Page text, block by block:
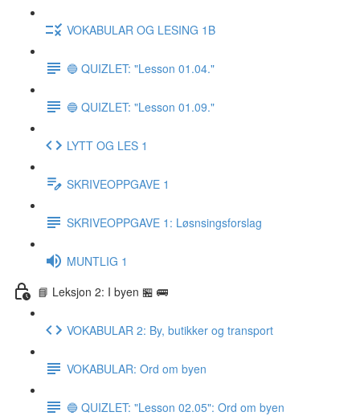
VOKABULAR OG LESING 1B
🔵 QUIZLET: "Lesson 01.04."
🔵 QUIZLET: "Lesson 01.09."
LYTT OG LES 1
SKRIVEOPPGAVE 1
SKRIVEOPPGAVE 1: Løsnsingsforslag
MUNTLIG 1
📘 Leksjon 2: I byen 🏪 🚌
VOKABULAR 2: By, butikker og transport
VOKABULAR: Ord om byen
🔵 QUIZLET: "Lesson 02.05": Ord om byen